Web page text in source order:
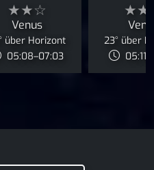
★★☆
Venus
über Horizont
05:08–07:03
23° über